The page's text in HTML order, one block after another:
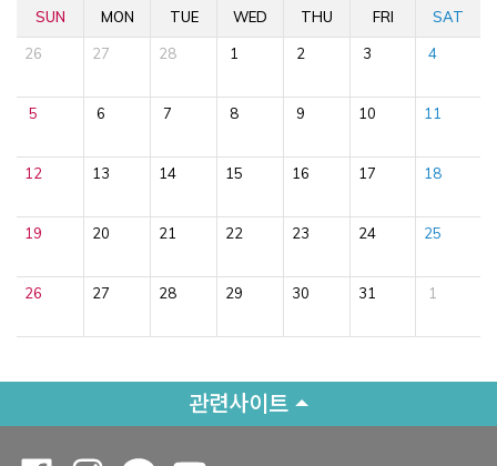
SUN MON TUE WED THU FRI SAT
26 27 28 1 2 3 4
5 6 7 8 9 10 11
12 13 14 15 16 17 18
19 20 21 22 23 24 25
26 27 28 29 30 31 1
관련사이트